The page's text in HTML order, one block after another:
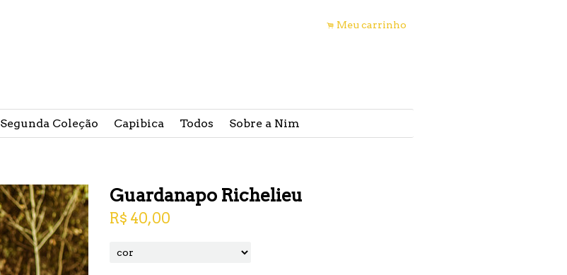
. Meu carrinho
Segunda Coleção Capibica Todos Sobre a Nim
Guardanapo Richelieu
R$ 40,00